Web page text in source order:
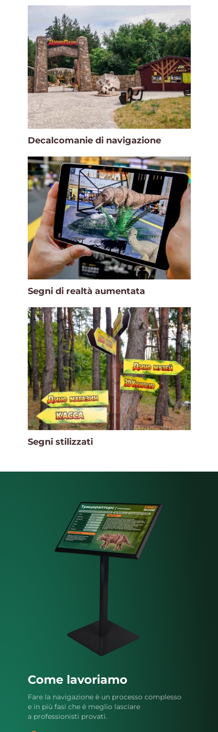
Decalcomanie di navigazione
Segni di realtà aumentata
Segni stilizzati
Come lavoriamo
Fare la navigazione è un processo complesso
e in più fasi che è meglio lasciare
a professionisti provati.